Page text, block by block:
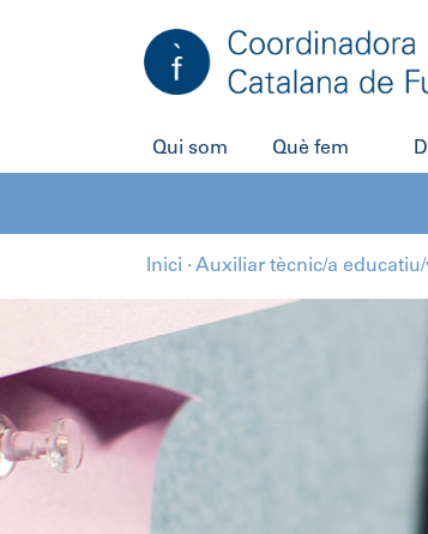
Qui som Què fem
Inici · Auxiliar tècnic/a educatiu/